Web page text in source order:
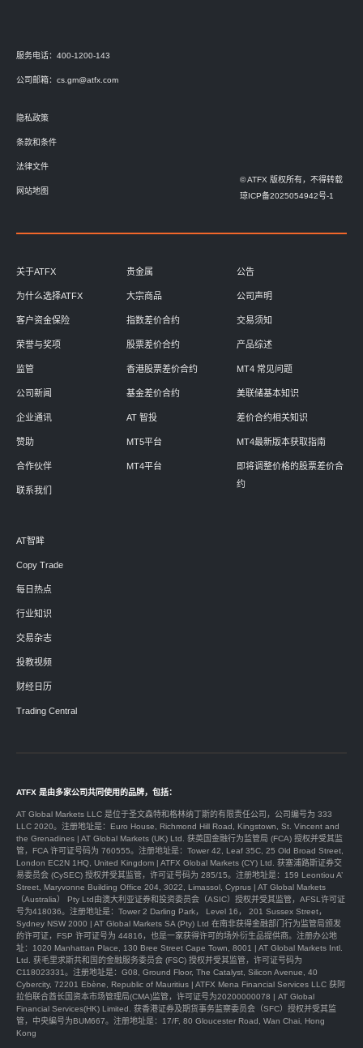
服务电话：400-1200-143
公司邮箱： cs.gm@atfx.com
隐私政策
条款和条件
法律文件
网站地图
© ATFX 版权所有，不得转载
琼ICP备2025054942号-1
关于ATFX
为什么选择ATFX
客户资金保险
荣誉与奖项
监管
公司新闻
企业通讯
赞助
合作伙伴
联系我们
贵金属
大宗商品
指数差价合约
股票差价合约
香港股票差价合约
基金差价合约
AT 智投
MT5平台
MT4平台
公告
公司声明
交易须知
产品综述
MT4 常见问题
美联储基本知识
差价合约相关知识
MT4最新版本获取指南
即将调整价格的股票差价合
约
AT智眸
Copy Trade
每日热点
行业知识
交易杂志
投教视频
财经日历
Trading Central
ATFX 是由多家公司共同使用的品牌，包括：
AT Global Markets LLC 是位于圣文森特和格林纳丁斯的有限责任公司，公司编号为 333
LLC 2020。注册地址是：Euro House, Richmond Hill Road, Kingstown, St. Vincent and
the Grenadines | AT Global Markets (UK) Ltd. 获英国金融行为监管局 (FCA) 授权并受其监
管，FCA 许可证号码为 760555。注册地址是：Tower 42, Leaf 35C, 25 Old Broad Street,
London EC2N 1HQ, United Kingdom | ATFX Global Markets (CY) Ltd. 获塞浦路斯证券交
易委员会 (CySEC) 授权并受其监管，许可证号码为 285/15。注册地址是：159 Leontiou A’
Street, Maryvonne Building Office 204, 3022, Limassol, Cyprus | AT Global Markets
（Australia） Pty Ltd由澳大利亚证券和投资委员会（ASIC）授权并受其监管，AFSL许可证
号为418036。注册地址是：Tower 2 Darling Park， Level 16， 201 Sussex Street，
Sydney NSW 2000 | AT Global Markets SA (Pty) Ltd 在南非获得金融部门行为监管局颁发
的许可证，FSP 许可证号为 44816，也是一家获得许可的场外衍生品提供商。注册办公地
址：1020 Manhattan Place, 130 Bree Street Cape Town, 8001 | AT Global Markets Intl.
Ltd. 获毛里求斯共和国的金融服务委员会 (FSC) 授权并受其监管，许可证号码为
C118023331。注册地址是：G08, Ground Floor, The Catalyst, Silicon Avenue, 40
Cybercity, 72201 Ebène, Republic of Mauritius | ATFX Mena Financial Services LLC 获阿
拉伯联合酋长国资本市场管理局(CMA)监管，许可证号为20200000078 | AT Global
Financial Services(HK) Limited. 获香港证券及期货事务监察委员会（SFC）授权并受其监
管，中央編号为BUM667。注册地址是：17/F, 80 Gloucester Road, Wan Chai, Hong
Kong